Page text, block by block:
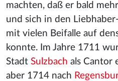
machten, daß er bald
und sich in den
mit vielen Beifalle auf
konnte. Im Jahre 1711
Stadt Sulzbach als Cantor
aber 1714 nach